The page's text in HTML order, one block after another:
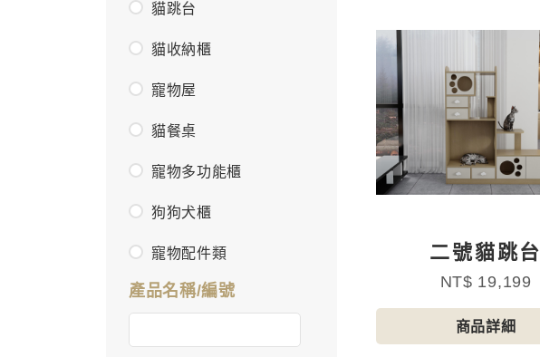
貓跳台
貓收納櫃
寵物屋
貓餐桌
寵物多功能櫃
狗狗犬櫃
寵物配件類
產品名稱/編號
二號貓跳台
NT$ 19,199
商品詳細